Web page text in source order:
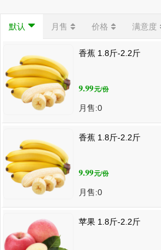
默认 月售 价格 满意度
香蕉 1.8斤-2.2斤
9.99元/份
月售:0
香蕉 1.8斤-2.2斤
9.99元/份
月售:0
苹果 1.8斤-2.2斤